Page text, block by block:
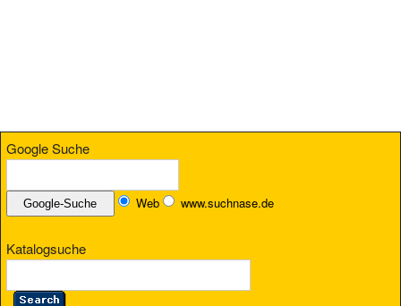
Google Suche
Web www.suchnase.de
Katalogsuche